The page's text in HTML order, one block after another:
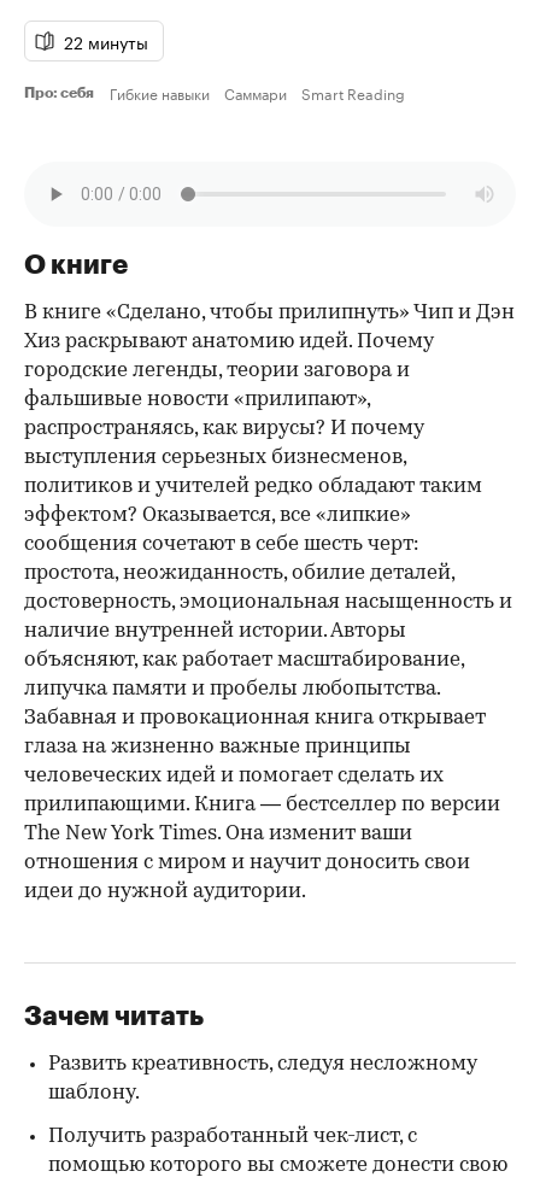
22 минуты
Про: себя Гибкие навыки Саммари Smart Reading
О книге
В книге «Сделано, чтобы прилипнуть» Чип и Дэн
Хиз раскрывают анатомию идей. Почему
городские легенды, теории заговора и
фальшивые новости «прилипают»,
распространяясь, как вирусы? И почему
выступления серьезных бизнесменов,
политиков и учителей редко обладают таким
эффектом? Оказывается, все «липкие»
сообщения сочетают в себе шесть черт:
простота, неожиданность, обилие деталей,
достоверность, эмоциональная насыщенность и
наличие внутренней истории. Авторы
объясняют, как работает масштабирование,
липучка памяти и пробелы любопытства.
Забавная и провокационная книга открывает
глаза на жизненно важные принципы
человеческих идей и помогает сделать их
прилипающими. Книга — бестселлер по версии
The New York Times. Она изменит ваши
отношения с миром и научит доносить свои
идеи до нужной аудитории.
Зачем читать
Развить креативность, следуя несложному
шаблону.
Получить разработанный чек-лист, с
помощью которого вы сможете донести свою